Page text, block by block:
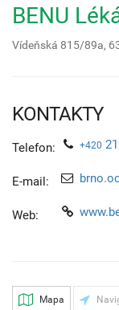
BENU
Vídeňská 815/89a,
KONTAKTY
Telefon: +420
E-mail:
Web:
Mapa